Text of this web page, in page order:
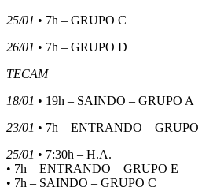
25/01 • 7h – GRUPO C
26/01 • 7h – GRUPO D
TECAM
18/01 • 19h – SAINDO – GRUPO A
23/01 • 7h – ENTRANDO –
25/01 • 7:30h – H.A.
• 7h – ENTRANDO – GRUPO E
• 7h – SAINDO – GRUPO C